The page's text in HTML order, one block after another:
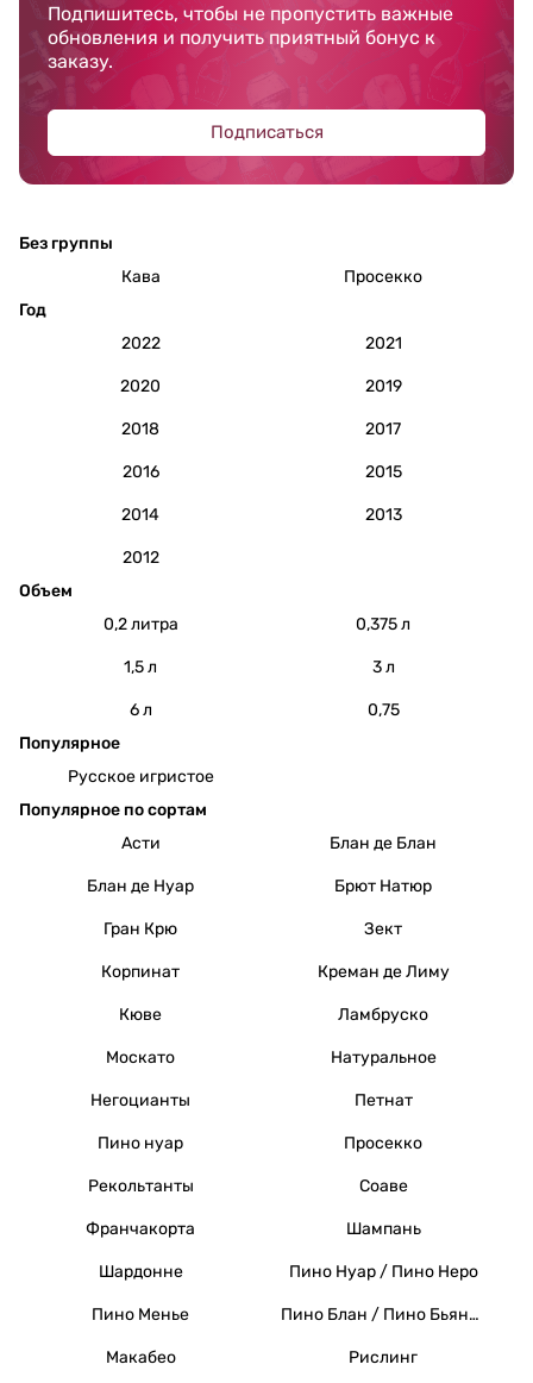
Подпишитесь, чтобы не пропустить важные
обновления и получить приятный бонус к
заказу.
Подписаться
Без группы
Кава
Просекко
Год
2022
2021
2020 2019
2018 2017
2016 2015
2014 2013
2012
Объем
0,2 литра
0,375 л
1,5 л 3 л
6 л
0,75
Популярное
Русское игристое
Популярное по сортам
Асти
Блан де Блан
Блан де Нуар Брют Натюр
Гран Крю Зект
Корпинат Креман де Лиму
Кюве Ламбруско
Москато Натуральное
Негоцианты Петнат
Пино нуар Просекко
Рекольтанты Соаве
Франчакорта Шампань
Шардонне Пино Нуар / Пино Неро
Пино Менье Пино Блан / Пино Бьянко / Вайссер Бургундер
Макабео Рислинг